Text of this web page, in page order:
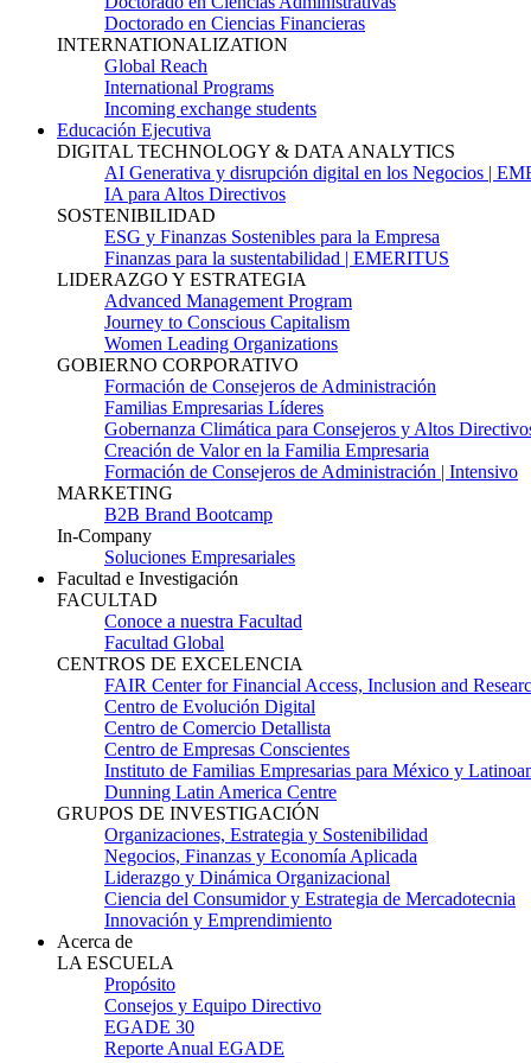
Doctorado en Ciencias Financieras
INTERNATIONALIZATION
Global Reach
International Programs
Incoming exchange students
Educación Ejecutiva
DIGITAL TECHNOLOGY & DATA ANALYTICS
AI Generativa y disrupción digital en los Negocios |
IA para Altos Directivos
SOSTENIBILIDAD
ESG y Finanzas Sostenibles para la Empresa
Finanzas para la sustentabilidad | EMERITUS
LIDERAZGO Y ESTRATEGIA
Advanced Management Program
Journey to Conscious Capitalism
Women Leading Organizations
GOBIERNO CORPORATIVO
Formación de Consejeros de Administración
Familias Empresarias Líderes
Gobernanza Climática para Consejeros y Altos
Creación de Valor en la Familia Empresaria
Formación de Consejeros de Administración | Intensivo
MARKETING
B2B Brand Bootcamp
In-Company
Soluciones Empresariales
Facultad e Investigación
FACULTAD
Conoce a nuestra Facultad
Facultad Global
CENTROS DE EXCELENCIA
FAIR Center for Financial Access, Inclusion and
Centro de Evolución Digital
Centro de Comercio Detallista
Centro de Empresas Conscientes
Instituto de Familias Empresarias para México y
Dunning Latin America Centre
GRUPOS DE INVESTIGACIÓN
Organizaciones, Estrategia y Sostenibilidad
Negocios, Finanzas y Economía Aplicada
Liderazgo y Dinámica Organizacional
Ciencia del Consumidor y Estrategia de Mercadotecnia
Innovación y Emprendimiento
Acerca de
LA ESCUELA
Propósito
Consejos y Equipo Directivo
EGADE 30
Reporte Anual EGADE